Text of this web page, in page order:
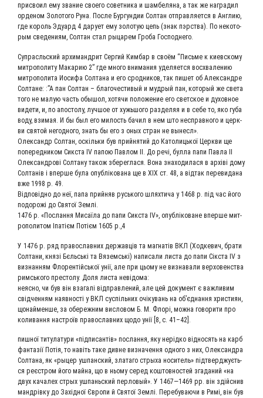
при­сво­ил ему зва­ние сво­е­го совет­ни­ка и шам­бе­ля­на, а так же награ­дил
орде­ном Золо­то­го Руна. После Бур­гун­дии Сол­тан отправ­ля­ет­ся в Англию,
где король Эду­ард 4 дару­ет ему золо­тую цепь (знак пэр­ства). По неко­то­
рым све­де­ни­ям, Сол­тан стал рыца­рем Гро­ба Господнего.
Суп­расль­ский архи­манд­рит Сер­гий Ким­бар в сво­ём “Пись­ме к киев­ско­му
мит­ро­по­ли­ту Мака­рию 2” где мно­го вни­ма­ния уде­ля­ет­ся вос­хва­ле­нию
мит­ро­по­ли­та Иоси­фа Сол­та­на и его срод­ни­ков, так пишет об Алек­сан­дре
Сол­тане: :”А пан Сол­тан – бла­го­че­сти­вый и муд­рый пан, кото­рый же све­та
того не малую часть обы­шол, хотячи поло­же­ние его свет­ское и духов­ное
виде­ти, и, по апо­сто­лу, луч­шое от хужь­шо­го раз­де­ляя и в себе то, яко губа
воду, взи­мая. И бы был его милость бачил в нем што несправ­но­го и церк­
ви свя­той негод­но­го, знать бы его з оных стран не вынесл».
Олек­сандр Сол­тан, оскіль­ки був прий­ня­тий до Като­ли­ць­кої Церк­ви ще
попе­ред­ни­ком Сикс­та IV папою Пав­лом ІІ. До речі, бул­ла папи Пав­ла ІІ
Олек­сан­дро­ві Сол­та­ну також збе­ре­гла­ся. Вона зна­хо­ди­ла­ся в архіві дому
Сол­танів і впер­ше була опуб­лі­ко­ва­на ще в ХІХ ст. 48, а від­так пере­ви­да­на
вже 1998 р. 49.
Від­по­від­но до неї, папа прий­няв русь­ко­го шлях­ти­ча у 1468 р. під час його
подо­ро­жі до Свя­тої Землі.
1476 р. «Послан­ня Мисаї­ла до папи Сикс­та IV», опуб­лі­ко­ване впер­ше мит­
ро­по­ли­том Іпатієм Потієм 1605 р.,4
У 1476 р. ряд пра­во­слав­них дер­жав­ців та маг­натів ВКЛ (Ход­ке­вич, бра­ти
Сол­та­ни, князі Бєльсь­кі та Вяземсь­кі) напи­са­ли листа до папи Сік­ста IV з
визнан­ням Фло­рен­тійсь­кої унії, але при цьо­му не визна­ва­ли вер­хо­вен­ства
римсь­ко­го пре­сто­лу. Доля листа невідома:
неяс­но, чи був він вза­галі від­прав­ле­ний, але цей доку­мент є важ­ли­вим
свід­чен­ням наяв­но­сті у ВКЛ сус­піль­них очіку­вань на об’єд­нан­ня хри­сти­ян,
щонай­мен­ше, за обе­реж­ним вис­ло­вом Б. М. Флорі, мож­на гово­ри­ти про
коли­ван­ня настроїв пра­во­слав­них щодо унії [8, с. 41–42].
пиш­ної титу­ла­ту­ри «під­пи­сан­тів» послан­ня, яку нерід­ко від­но­сять на карб
фан­та­зії Потія, то навіть таке дивне визна­чен­ня одно­го з них, Олек­сандра
Сол­та­на, як «рыцер ушпан­ский, зла­та­го стрыха носи­тель» під­твер­джуєть­
ся реєстром його май­на, що в ньо­му серед коштов­но­стей зга­да­ний «на
двух кача­лех стрых ушпань­ский пер­ло­вый». У 1467—1469 pp. він здійс­нив
манд­рів­ку до Захід­ної Євро­пи й Свя­тої Зем­лі. Пере­бу­ва­ю­чи в Римі, він був